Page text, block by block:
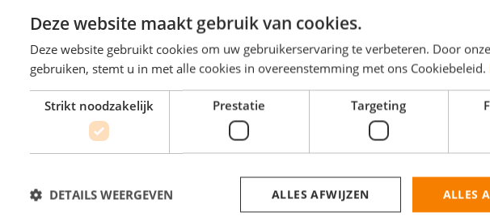
actief.
beschikbare vacatures
Deze website maakt gebruik van cookies.
Deze website gebruikt cookies om uw gebruikerservaring te verbeteren. Door
gebruiken, stemt u in met alle cookies in overeenstemming met ons Cookiebeleid.
Strikt noodzakelijk Prestatie Targeting
ALLES
ALLES AFWIJZEN
DETAILS WEERGEVEN